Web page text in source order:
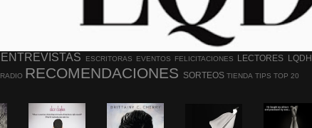
ENTREVISTAS ESCRITORAS EVENTOS FELICITACIONES LECTORES LQDH
RADIO RECOMENDACIONES SORTEOS TIENDA TIPS TOP 20